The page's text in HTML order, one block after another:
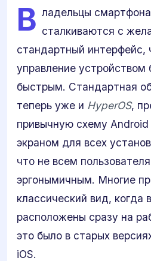
В ладельцы смартфона
сталкиваются с
стандартный интерфейс,
управление
быстрым. Стандартная
теперь уже и HyperOS,
привычную схему
экраном для всех
что не всем
эргонымичным. Многие
классический вид, когда
расположены сразу на
это было в старых
iOS.